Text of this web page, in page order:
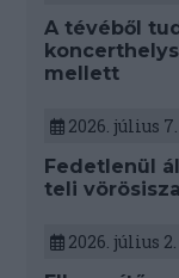
A tévéből
mellett
2026. július 7.
Fedetlenül
teli
2026. július 2.